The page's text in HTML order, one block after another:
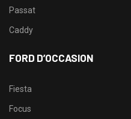
Passat
Caddy
FORD D’OCCASION
Fiesta
Focus